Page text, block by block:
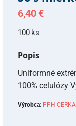
6,40 €
100 ks
Popis
Uniformné
100% celulózy
Výrobca: PPH